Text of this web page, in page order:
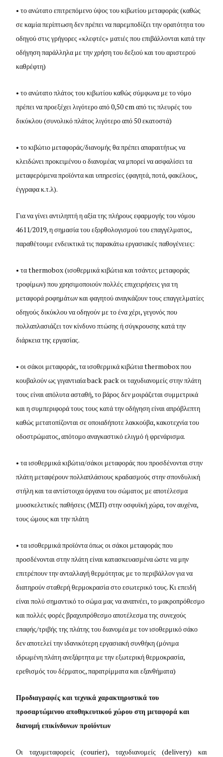
• το ανώτατο επιτρεπόμενο ύψος του κιβωτίου μεταφοράς (καθώς
σε καμία περίπτωση δεν πρέπει να παρεμποδίζει την ορατότητα του
οδηγού στις γρήγορες «κλεφτές» ματιές που επιβάλλονται κατά την
οδήγηση παράλληλα με την χρήση του δεξιού και του αριστερού
καθρέφτη)
• το ανώτατο πλάτος του κιβωτίου καθώς σύμφωνα με το νόμο
πρέπει να προεξέχει λιγότερο από 0,50cm από τις πλευρές του
δικύκλου (συνολικό πλάτος λιγότερο από 50 εκατοστά)
• το κιβώτιο μεταφοράς/διανομής θα πρέπει απαραιτήτως να
κλειδώνει προκειμένου ο διανομέας να μπορεί να ασφαλίσει τα
μεταφερόμενα προϊόντα και υπηρεσίες (φαγητά, ποτά, φακέλους,
έγγραφα κ.τ.λ).
Για να γίνει αντιληπτή η αξία της πλήρους εφαρμογής του νόμου
4611/2019, η σημασία του εξορθολογισμού του επαγγέλματος,
παραθέτουμε ενδεικτικά τις παρακάτω εργασιακές παθογένειες:
• ταthermobox(ισοθερμικά κιβώτια και τσάντες μεταφοράς
τροφίμων) που χρησιμοποιούν πολλές επιχειρήσεις για τη
μεταφορά ροφημάτων και φαγητού αναγκάζουν τους επαγγελματίες
οδηγούς δικύκλου να οδηγούν με το ένα χέρι, γεγονός που
πολλαπλασιάζει τον κίνδυνο πτώσης ή σύγκρουσης κατά την
διάρκεια της εργασίας.
• οι σάκοι μεταφοράς, τα ισοθερμικά κιβώτιαthermoboxπου
κουβαλούν ως γιγαντιαίαback packοι ταχυδιανομείς στην πλάτη
τους είναι απόλυτα ασταθή, το βάρος δεν μοιράζεται συμμετρικά
και η συμπεριφορά τους τους κατά την οδήγηση είναι απρόβλεπτη
καθώς μετατοπίζονται σε οποιαδήποτε λακκούβα, κακοτεχνία του
οδοστρώματος, απότομο αναγκαστικό ελιγμό ή φρενάρισμα.
• τα ισοθερμικά κιβώτια/σάκοι μεταφοράς που προσδένονται στην
πλάτη μεταφέρουν πολλαπλάσιους κραδασμούς στην σπονδυλική
στήλη και τα αντίστοιχα όργανα του σώματος με αποτέλεσμα
μυοσκελετικές παθήσεις (ΜΣΠ) στην οσφυϊκή χώρα, τον αυχένα,
τους ώμους και την πλάτη
• τα ισοθερμικά προϊόντα όπως οι σάκοι μεταφοράς που
προσδένονται στην πλάτη είναι κατασκευασμένα ώστε να μην
επιτρέπουν την ανταλλαγή θερμότητας με το περιβάλλον για να
διατηρούν σταθερή θερμοκρασία στο εσωτερικό τους. Κι επειδή
είναι πολύ σημαντικό το σώμα μας να αναπνέει, το μακροπρόθεσμο
και πολλές φορές βραχυπρόθεσμο αποτέλεσμα της συνεχούς
επαφής/τριβής της πλάτης του διανομέα με τον ισοθερμικό σάκο
δεν αποτελεί την ιδανικότερη εργασιακή συνθήκη (μόνιμα
ιδρωμένη πλάτη ανεξάρτητα με την εξωτερική θερμοκρασία,
ερεθισμός του δέρματος, παρατρίμματα και εξανθήματα)
Προδιαγραφές και τεχνικά χαρακτηριστικά του
προσαρτώμενου αποθηκευτικού χώρου στη μεταφορά και
διανομή επικίνδυνων προϊόντων
Οι ταχυμεταφορείς (courier), ταχυδιανομείς (delivery) και